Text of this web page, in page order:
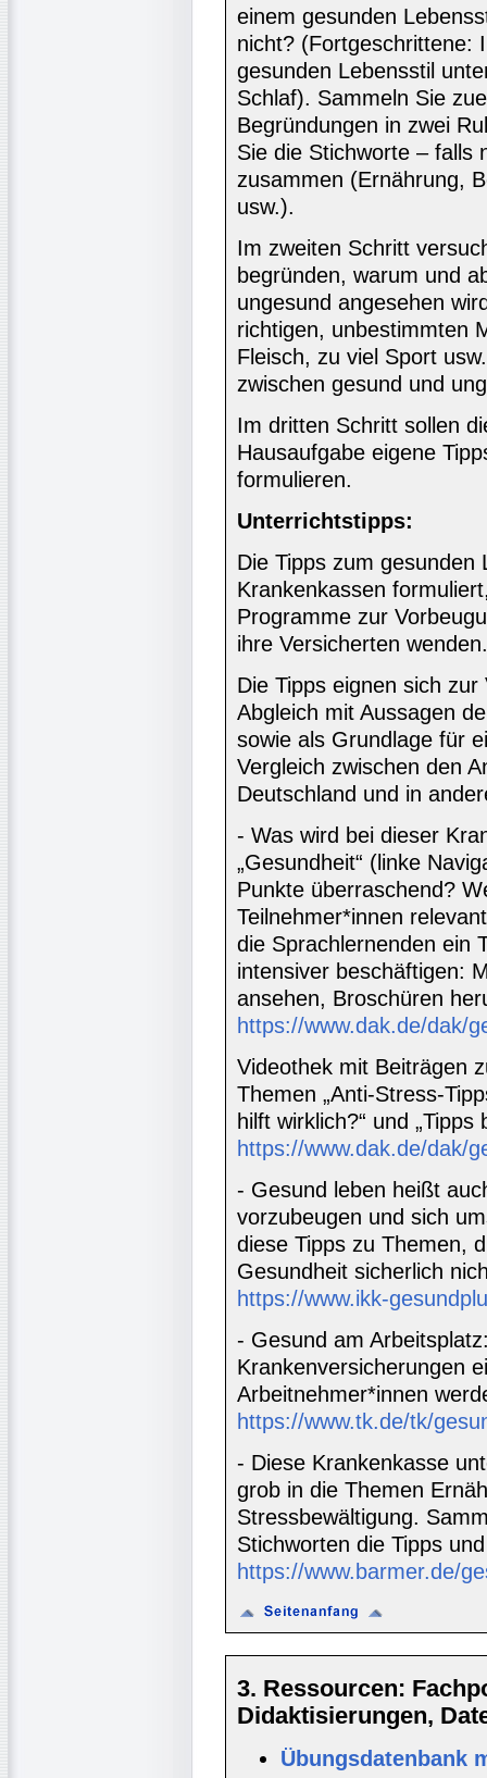
einem gesunden
nicht? (Fortgeschrittene:
gesunden Lebensstil
Schlaf). Sammeln Sie
Begründungen in zwei
Sie die Stichworte – falls
zusammen (Ernährung,
usw.).
Im zweiten Schritt
begründen, warum und
ungesund angesehen
richtigen, unbestimmten
Fleisch, zu viel Sport
zwischen gesund und
Im dritten Schritt sollen
Hausaufgabe eigene
formulieren.
Unterrichtstipps:
Die Tipps zum gesunden
Krankenkassen
Programme zur
ihre Versicherten wenden.
Die Tipps eignen sich
Abgleich mit Aussagen
sowie als Grundlage für
Vergleich zwischen den
Deutschland und in
- Was wird bei dieser
„Gesundheit“ (linke
Punkte überraschend?
Teilnehmer*innen
die Sprachlernenden ein
intensiver beschäftigen:
ansehen, Broschüren
https://www.dak.de/dak/
Videothek mit Beiträgen
Themen „Anti-Stress-
hilft wirklich?“ und „Tipps
https://www.dak.de/dak/
- Gesund leben heißt
vorzubeugen und sich
diese Tipps zu Themen,
Gesundheit sicherlich
https://www.ikk-
- Gesund am
Krankenversicherungen
Arbeitnehmer*innen
https://www.tk.de/tk/
- Diese Krankenkasse
grob in die Themen
Stressbewältigung.
Stichworten die Tipps
https://www.barmer.de/
3. Ressourcen:
Didaktisierungen,
Übungsdatenbank